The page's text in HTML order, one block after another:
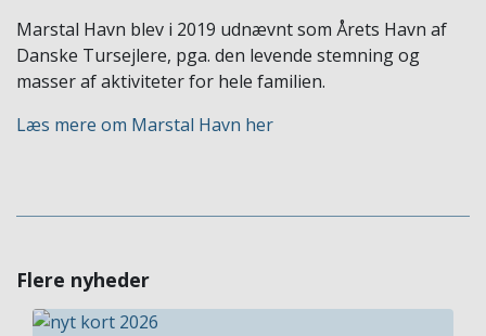
Marstal Havn blev i 2019 udnævnt som Årets Havn af
Danske Tursejlere, pga. den levende stemning og
masser af aktiviteter for hele familien.
Læs mere om Marstal Havn her
Flere nyheder